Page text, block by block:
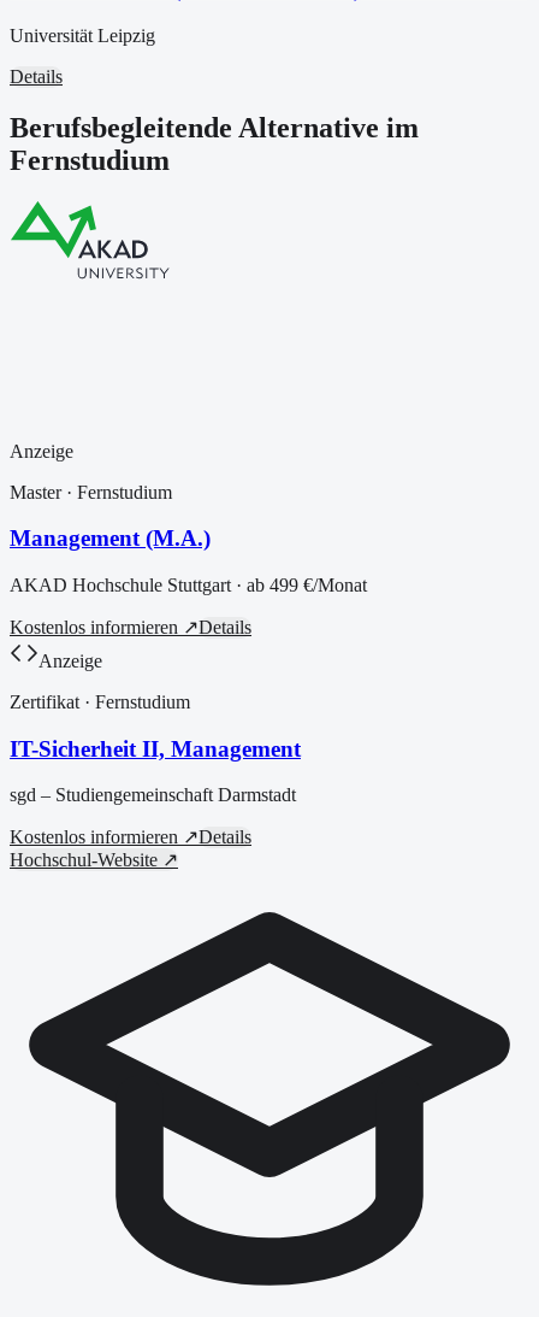
Universität Leipzig
Details
Berufsbegleitende Alternative im
Fernstudium
Anzeige
Master· Fernstudium
Management (M.A.)
AKAD Hochschule Stuttgart · ab 499 €/Monat
Kostenlos informieren ↗Details
Anzeige
Zertifikat · Fernstudium
IT-Sicherheit II, Management
sgd – Studiengemeinschaft Darmstadt
Kostenlos informieren ↗Details
Hochschul-Website ↗